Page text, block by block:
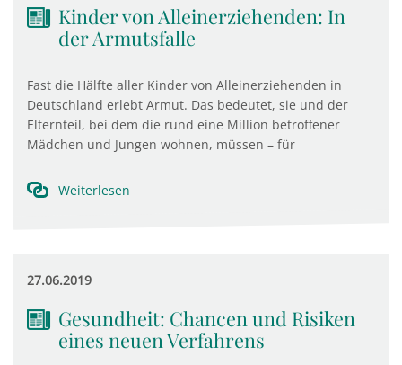
Kinder von Alleinerziehenden: In
der Armutsfalle
Fast die Hälfte aller Kinder von Alleinerziehenden in
Deutschland erlebt Armut. Das bedeutet, sie und der
Elternteil, bei dem die rund eine Million betroffener
Mädchen und Jungen wohnen, müssen – für
Weiterlesen
27.06.2019
Gesundheit: Chancen und Risiken
eines neuen Verfahrens